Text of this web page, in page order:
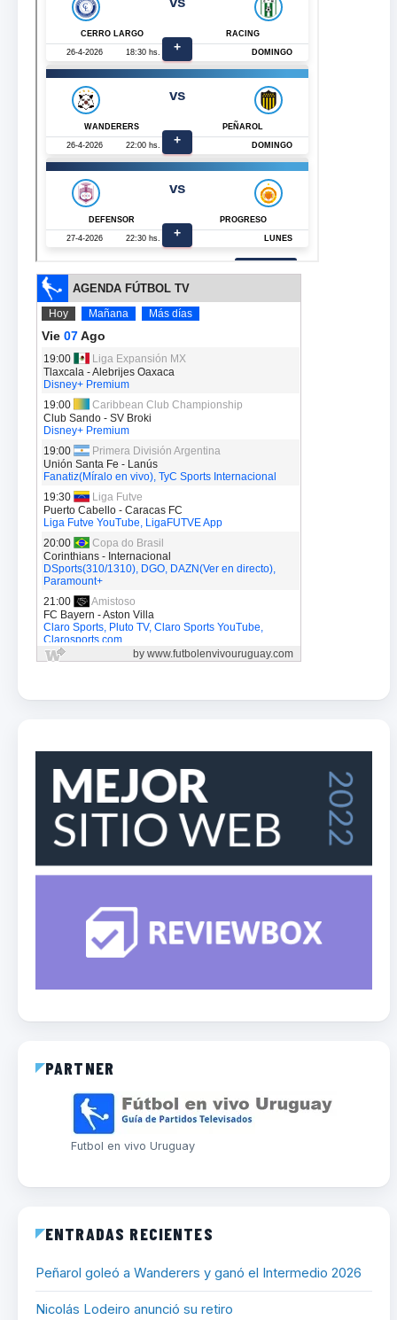
PARTNER
Futbol en vivo Uruguay
ENTRADAS RECIENTES
Peñarol goleó a Wanderers y ganó el Intermedio 2026
Nicolás Lodeiro anunció su retiro